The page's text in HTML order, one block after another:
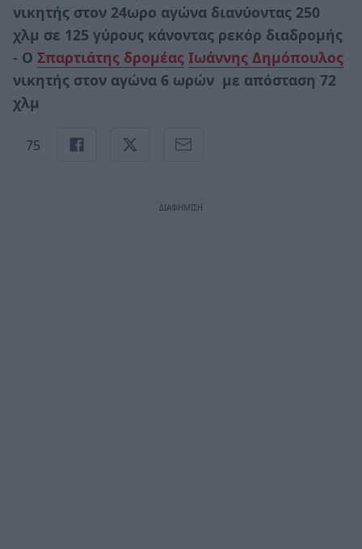
νικητής στον 24ωρο αγώνα διανύοντας 250
χλμ σε 125 γύρους κάνοντας ρεκόρ διαδρομής
- Ο Σπαρτιάτης δρομέας Ιωάννης Δημόπουλος
νικητής στον αγώνα 6 ωρών με απόσταση 72
χλμ
75